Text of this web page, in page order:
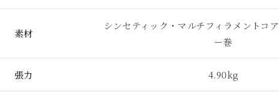
素材
シンセティック・マルチフィラメントコ
ー巻
張力 4.90kg